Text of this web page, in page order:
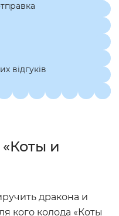
відгуків
и
дракона и
кого колода «Коты